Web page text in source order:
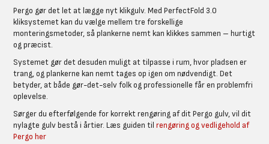
Pergo gør det let at lægge nyt klikgulv. Med PerfectFold 3.0
kliksystemet kan du vælge mellem tre forskellige
monteringsmetoder, så plankerne nemt kan klikkes sammen – hurtigt
og præcist.
Systemet gør det desuden muligt at tilpasse i rum, hvor pladsen er
trang, og plankerne kan nemt tages op igen om nødvendigt. Det
betyder, at både gør-det-selv folk og professionelle får en problemfri
oplevelse.
Sørger du efterfølgende for korrekt rengøring af dit Pergo gulv, vil dit
nylagte gulv bestå i årtier. Læs guiden til rengøring og vedligehold af
Pergo her